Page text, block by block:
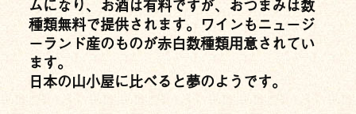
ムになり、お酒は有料ですが、おつまみは数
種類無料で提供されます。ワインもニュージ
ーランド産のものが赤白数種類用意されてい
ます。
日本の山小屋に比べると夢のようです。